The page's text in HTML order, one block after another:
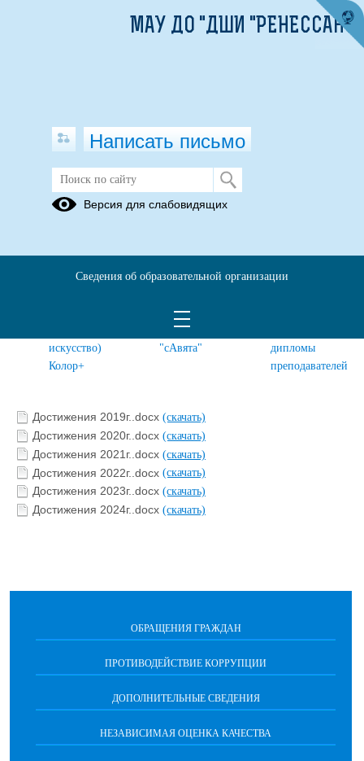
Наши достижения и творческие
коллективы
искусство)
исполнительство)
искусство)
Колор+
Театральный
коллектив
"сАвята"
дипломы
преподавателей
Достижения 2019г..docx (скачать)
Достижения 2020г..docx (скачать)
Достижения 2021г..docx (скачать)
Достижения 2022г..docx (скачать)
Достижения 2023г..docx (скачать)
Достижения 2024г..docx (скачать)
ОБРАЩЕНИЯ ГРАЖДАН
ПРОТИВОДЕЙСТВИЕ КОРРУПЦИИ
ДОПОЛНИТЕЛЬНЫЕ СВЕДЕНИЯ
НЕЗАВИСИМАЯ ОЦЕНКА КАЧЕСТВА
МАУ ДО "ДШИ "РЕНЕССАНС"
Написать письмо
Версия для слабовидящих
Сведения об образовательной организации